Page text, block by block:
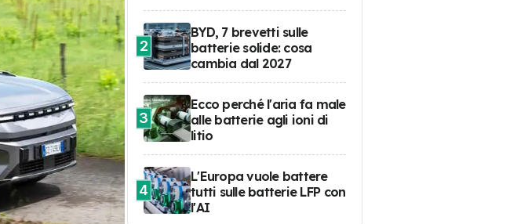
2
BYD, 7 brevetti sulle
batterie solide: cosa
cambia dal 2027
3
Ecco perché l'aria fa male
alle batterie agli ioni di
litio
4
L'Europa vuole battere
tutti sulle batterie LFP con
l'AI